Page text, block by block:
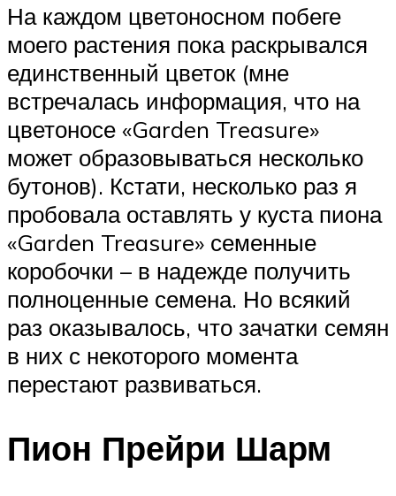
На каждом цветоносном побеге
моего растения пока раскрывался
единственный цветок (мне
встречалась информация, что на
цветоносе «Garden Treasure»
может образовываться несколько
бутонов). Кстати, несколько раз я
пробовала оставлять у куста пиона
«Garden Treasure» семенные
коробочки – в надежде получить
полноценные семена. Но всякий
раз оказывалось, что зачатки семян
в них с некоторого момента
перестают развиваться.
Пион Прейри Шарм